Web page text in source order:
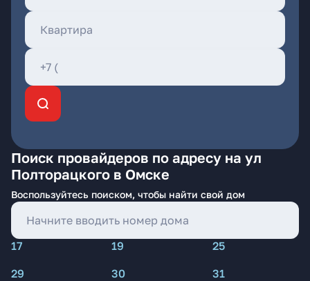
Поиск провайдеров по адресу на ул
Полторацкого в Омске
Воспользуйтесь поиском, чтобы найти свой дом
17 19
25
29
30
31